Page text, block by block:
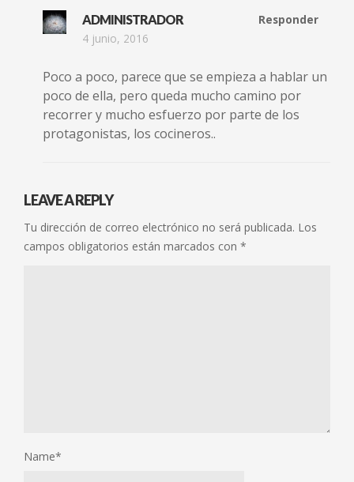
ADMINISTRADOR
4 junio, 2016
Responder
Poco a poco, parece que se empieza a hablar un
poco de ella, pero queda mucho camino por
recorrer y mucho esfuerzo por parte de los
protagonistas, los cocineros..
LEAVE A REPLY
Tu dirección de correo electrónico no será publicada. Los
campos obligatorios están marcados con *
Name*